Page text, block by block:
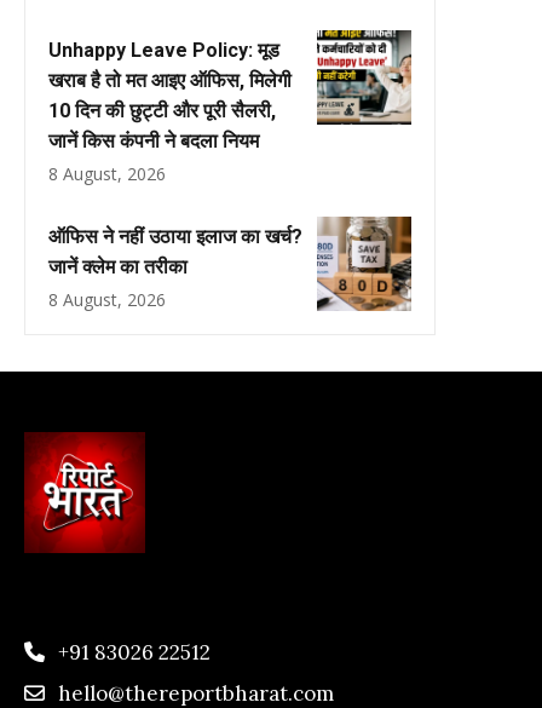
Unhappy Leave Policy: मूड
खराब है तो मत आइए ऑफिस, मिलेगी
10 दिन की छुट्टी और पूरी सैलरी,
जानें किस कंपनी ने बदला नियम
8 August, 2026
ऑफिस ने नहीं उठाया इलाज का खर्च?
जानें क्लेम का तरीका
8 August, 2026
+91 83026 22512
hello@thereportbharat.com